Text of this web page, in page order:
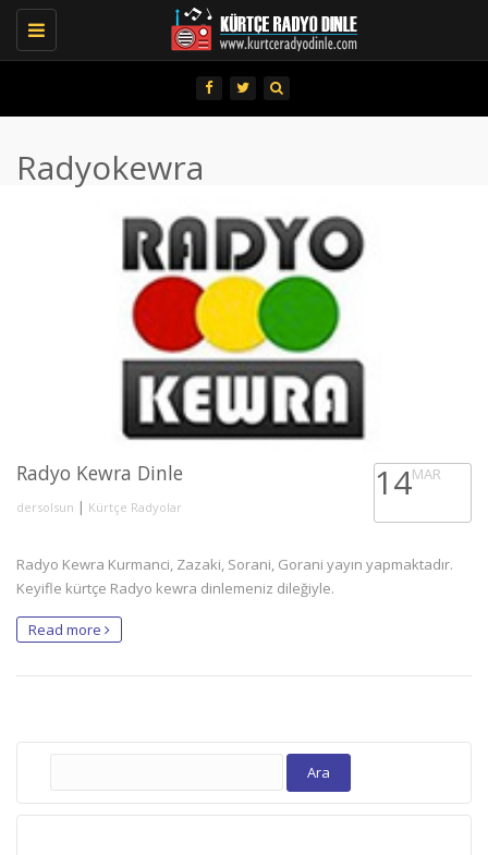
Toggle
navigation
Radyokewra
Radyo Kewra Dinle
dersolsun | Kürtçe Radyolar
14MAR
Radyo Kewra Kurmanci, Zazaki, Sorani, Gorani yayın yapmaktadır.
Keyifle kürtçe Radyo kewra dinlemeniz dileğiyle.
Read more
Arama: